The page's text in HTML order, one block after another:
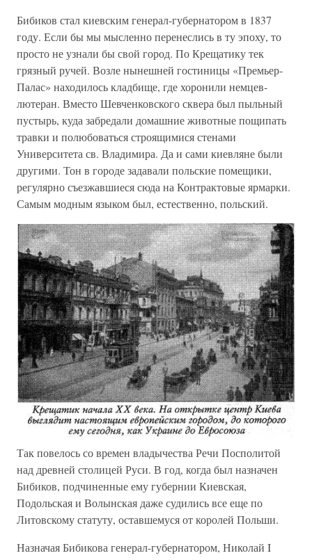
Бибиков стал киевским генерал-губернатором в 1837
году. Если бы мы мысленно перенеслись в ту эпоху, то
просто не узнали бы свой город. По Крещатику тек
грязный ручей. Возле нынешней гостиницы «Премьер-
Палас» находилось кладбище, где хоронили немцев-
лютеран. Вместо Шевченковского сквера был пыльный
пустырь, куда забредали домашние животные пощипать
травки и полюбоваться строящимися стенами
Университета св. Владимира. Да и сами киевляне были
другими. Тон в городе задавали польские помещики,
регулярно съезжавшиеся сюда на Контрактовые ярмарки.
Самым модным языком был, естественно, польский.
Так повелось со времен владычества Речи Посполитой
над древней столицей Руси. В год, когда был назначен
Бибиков, подчиненные ему губернии Киевская,
Подольская и Волынская даже судились все еще по
Литовскому статуту, оставшемуся от королей Польши.
Назначая Бибикова генерал-губернатором, Николай I